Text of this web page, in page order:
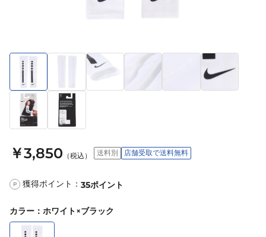
￥3,850 （税込） 送料別 店舗受取で送料無料
P 獲得ポイント： 35ポイント
カラー ： ホワイト×ブラック